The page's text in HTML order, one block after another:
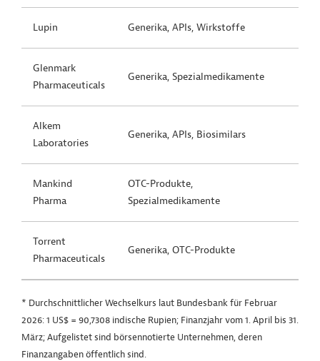
Lupin Generika, APIs, Wirkstoffe
Glenmark
Pharmaceuticals
Generika, Spezialmedikamente
Alkem
Laboratories
Generika, APIs, Biosimilars
Mankind
Pharma
OTC-Produkte,
Spezialmedikamente
Torrent
Pharmaceuticals
Generika, OTC-Produkte
* Durchschnittlicher Wechselkurs laut Bundesbank für Februar
2026: 1 US$ = 90,7308 indische Rupien; Finanzjahr vom 1. April bis 31.
März; Aufgelistet sind börsennotierte Unternehmen, deren
Finanzangaben öffentlich sind.